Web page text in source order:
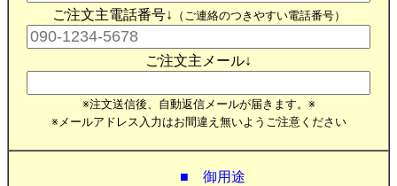
ご注文主電話番号↓ （ご連絡のつきやすい電話番号）
ご注文主メール↓
※注文送信後、自動返信メールが届きます。※
※メールアドレス入力はお間違え無いようご注意ください
■ 御用途